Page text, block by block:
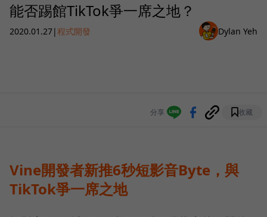
能否踢館TikTok爭一席之地？
2020.01.27|程式開發 Dylan Yeh
分享 收藏
Vine開發者新推6秒短影音Byte，與
TikTok爭一席之地